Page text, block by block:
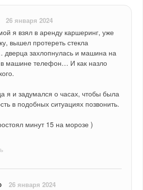
26 января 2024
я взял в аренду каршеринг, уже
вышел протереть стекла
дверца захлопнулась и машина на
машине телефон… И как назло
я и задумался о часах, чтобы была
в подобных ситуациях позвонить.
минут 15 на морозе )
26 января 2024